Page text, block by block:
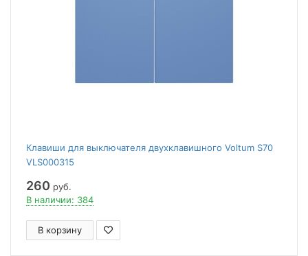
Клавиши для выключателя двухклавишного Voltum S70
VLS000315
260 руб.
В наличии: 384
В корзину